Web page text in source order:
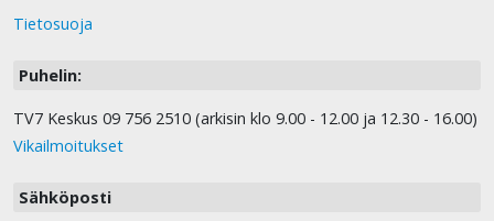
Tietosuoja
Puhelin:
TV7 Keskus 09 756 2510 (arkisin klo 9.00 - 12.00 ja 12.30 - 16.00)
Vikailmoitukset
Sähköposti